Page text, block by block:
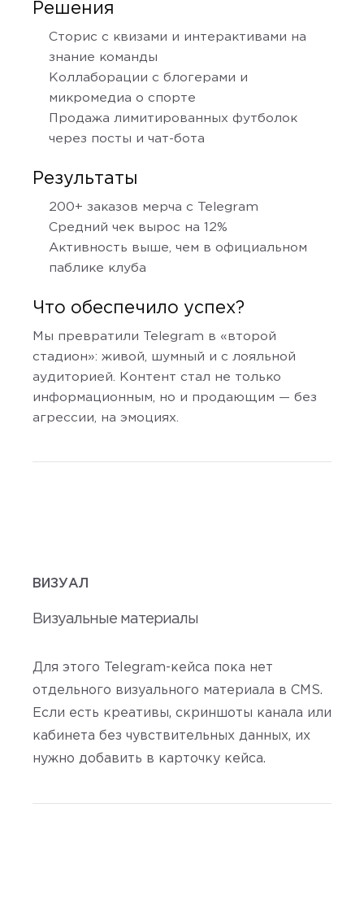
Решения
Сторис с квизами и интерактивами на
знание команды
Коллаборации с блогерами и
микромедиа о спорте
Продажа лимитированных футболок
через посты и чат-бота
Результаты
200+ заказов мерча с Telegram
Средний чек вырос на 12%
Активность выше, чем в официальном
паблике клуба
Что обеспечило успех?
Мы превратили Telegram в «второй
стадион»: живой, шумный и с лояльной
аудиторией. Контент стал не только
информационным, но и продающим — без
агрессии, на эмоциях.
ВИЗУАЛ
Визуальные материалы
Для этого Telegram-кейса пока нет
отдельного визуального материала в CMS.
Если есть креативы, скриншоты канала или
кабинета без чувствительных данных, их
нужно добавить в карточку кейса.